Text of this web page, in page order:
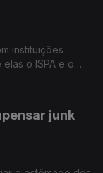
instituições
o ISPA e o
junk